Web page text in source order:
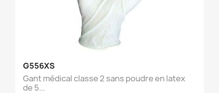
G556XS
Gant médical classe 2 sans poudre en latex
de 5...